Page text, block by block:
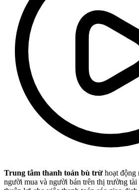
Trung tâm thanh toán bù trừ hoạt động
người mua và người bán trên thị trường